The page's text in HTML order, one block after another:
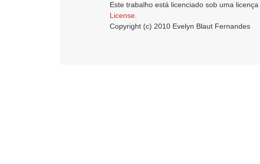
Este trabalho está licenciado sob uma licença
License.
Copyright (c) 2010 Evelyn Blaut Fernandes